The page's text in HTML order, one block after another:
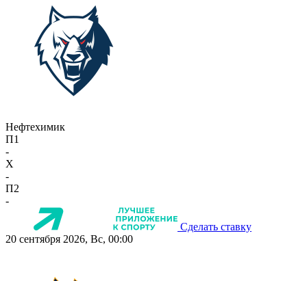
Нефтехимик
П1
-
X
-
П2
-
Сделать ставку
20 сентября 2026, Вс, 00:00